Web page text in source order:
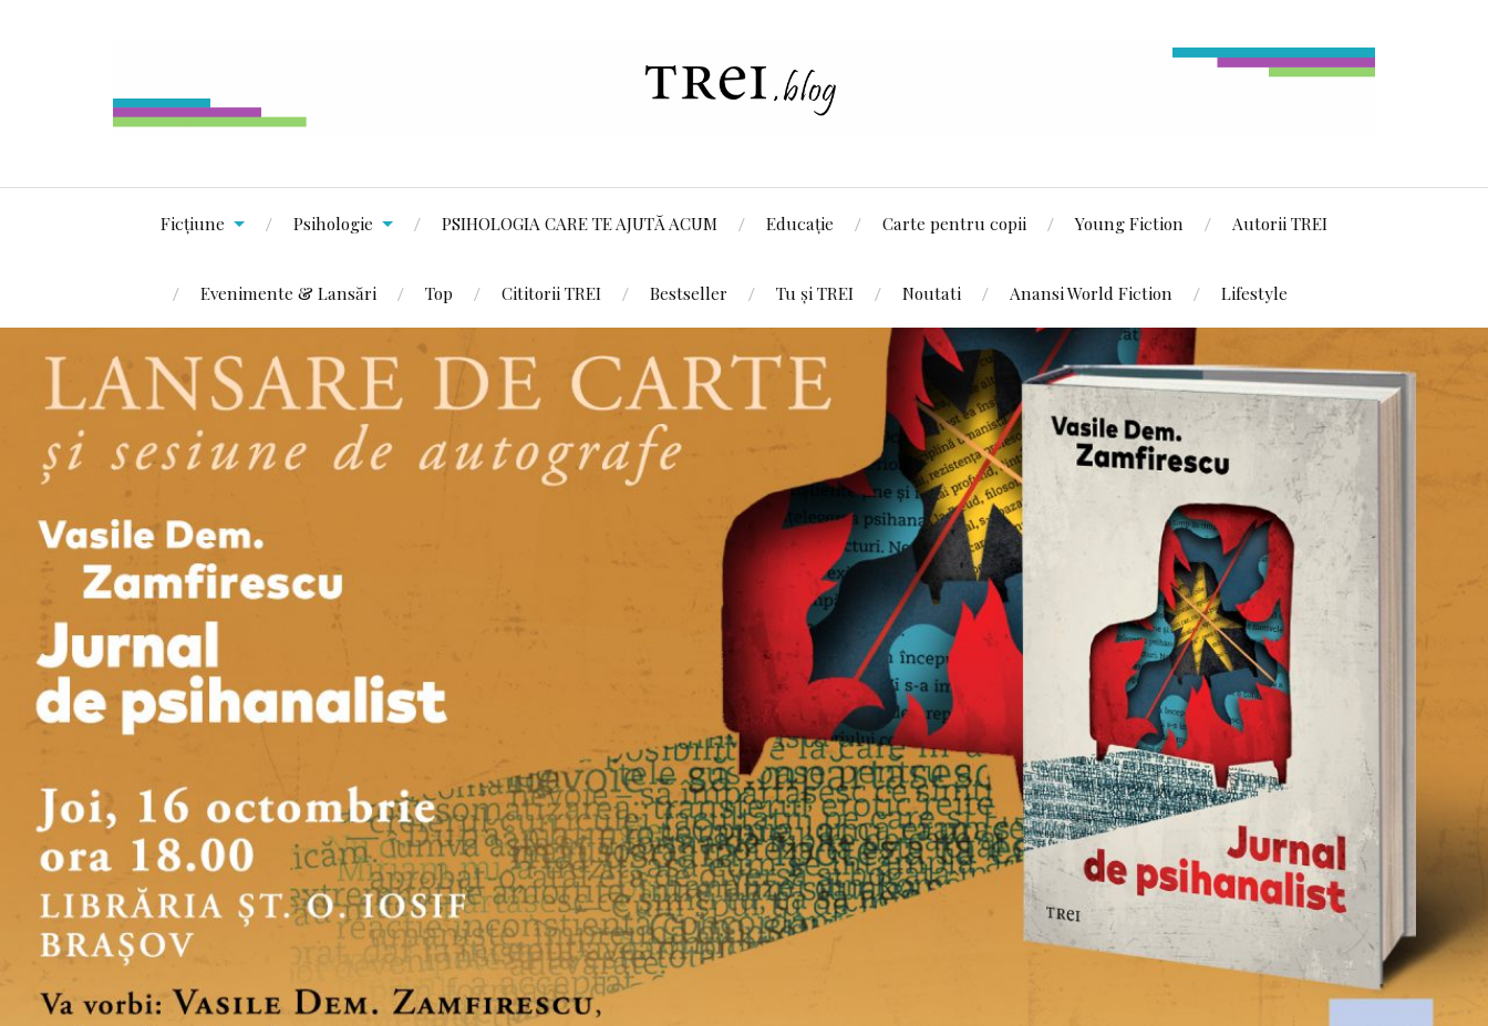
Ficțiune Psihologie PSIHOLOGIA CARE TE AJUTĂ ACUM Educație Carte pentru copii Young Fiction Autorii TREI
Evenimente & Lansări Top Cititorii TREI Bestseller Tu și TREI Noutati Anansi World Fiction Lifestyle